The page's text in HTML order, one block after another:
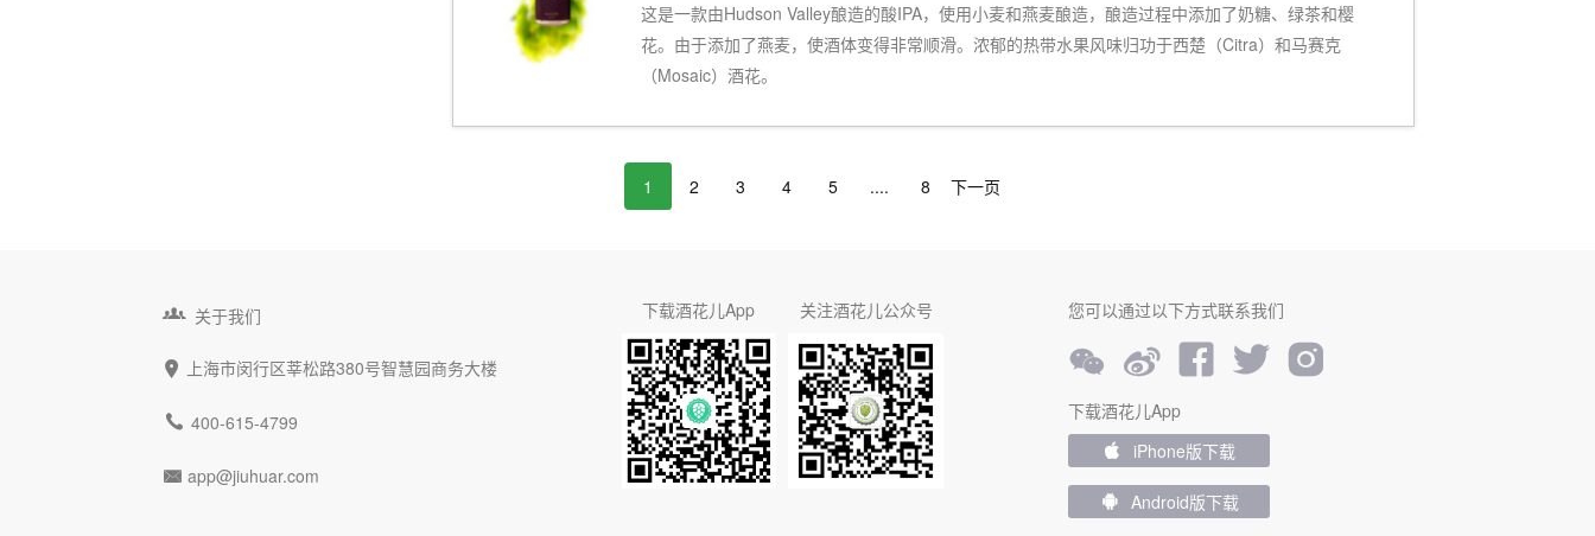
这是一款由Hudson Valley酿造的酸IPA，使用小麦和燕麦酿造，酿造过程中添加了奶糖、绿茶和樱
花。由于添加了燕麦，使酒体变得非常顺滑。浓郁的热带水果风味归功于西楚（Citra）和马赛克
（Mosaic）酒花。
1 2 3 4 5 .... 8 下一页
 关于我们
 上海市闵行区莘松路380号智慧园商务大楼
 400-615-4799
 app@jiuhuar.com
下载酒花儿App 关注酒花儿公众号 您可以通过以下方式联系我们
    
下载酒花儿App
 iPhone版下载
 Android版下载